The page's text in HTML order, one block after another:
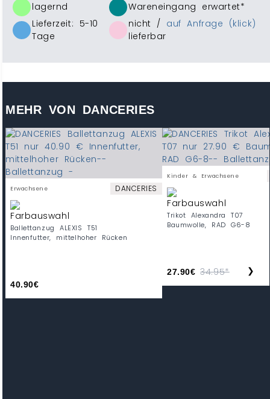
lagernd
Wareneingang erwartet*
Lieferzeit: 5-10
Tage
nicht / auf Anfrage (klick)
lieferbar
MEHR VON DANCERIES
Erwachsene DANCERIES
Ballettanzug ALEXIS T51
Innenfutter, mittelhoher Rücken
40.90€
Kinder & Erwachsene
Trikot Alexandra T07
Baumwolle, RAD G6-8
27.90€ 34.95* ❯